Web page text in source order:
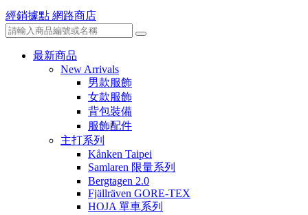
經銷據點 網路商店
最新商品
New Arrivals
男款服飾
女款服飾
背包裝備
服飾配件
主打系列
Kånken Taipei
Samlaren 限量系列
Bergtagen 2.0
Fjällräven GORE-TEX
HOJA 單車系列